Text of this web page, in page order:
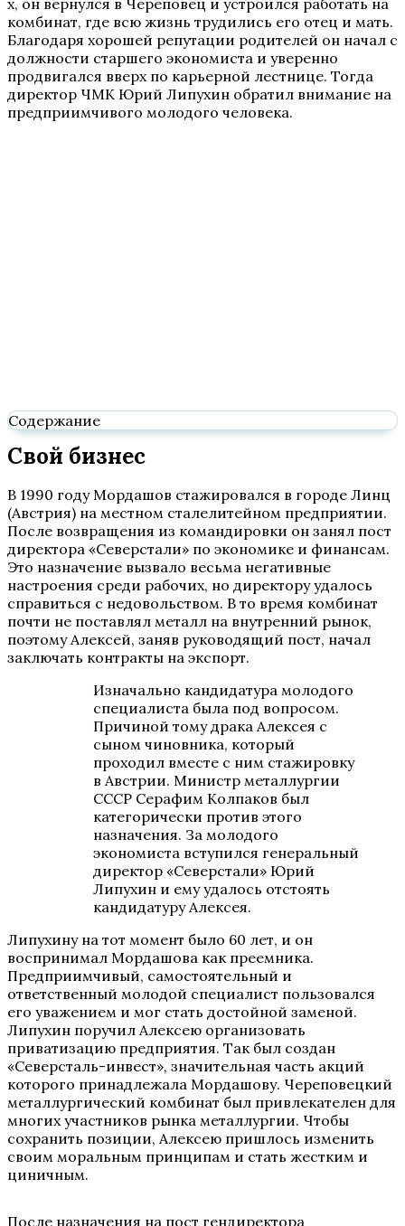
х, он вернулся в Череповец и устроился работать на
комбинат, где всю жизнь трудились его отец и мать.
Благодаря хорошей репутации родителей он начал с
должности старшего экономиста и уверенно
продвигался вверх по карьерной лестнице. Тогда
директор ЧМК Юрий Липухин обратил внимание на
предприимчивого молодого человека.
Содержание
Свой бизнес
В 1990 году Мордашов стажировался в городе Линц
(Австрия) на местном сталелитейном предприятии.
После возвращения из командировки он занял пост
директора «Северстали» по экономике и финансам.
Это назначение вызвало весьма негативные
настроения среди рабочих, но директору удалось
справиться с недовольством. В то время комбинат
почти не поставлял металл на внутренний рынок,
поэтому Алексей, заняв руководящий пост, начал
заключать контракты на экспорт.
Изначально кандидатура молодого
специалиста была под вопросом.
Причиной тому драка Алексея с
сыном чиновника, который
проходил вместе с ним стажировку
в Австрии. Министр металлургии
СССР Серафим Колпаков был
категорически против этого
назначения. За молодого
экономиста вступился генеральный
директор «Северстали» Юрий
Липухин и ему удалось отстоять
кандидатуру Алексея.
Липухину на тот момент было 60 лет, и он
воспринимал Мордашова как преемника.
Предприимчивый, самостоятельный и
ответственный молодой специалист пользовался
его уважением и мог стать достойной заменой.
Липухин поручил Алексею организовать
приватизацию предприятия. Так был создан
«Северсталь-инвест», значительная часть акций
которого принадлежала Мордашову. Череповецкий
металлургический комбинат был привлекателен для
многих участников рынка металлургии. Чтобы
сохранить позиции, Алексею пришлось изменить
своим моральным принципам и стать жестким и
циничным.
После назначения на пост гендиректора